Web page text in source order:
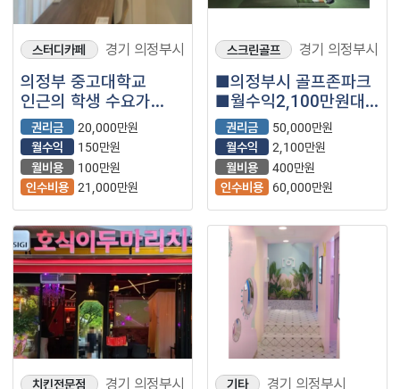
스터디카페 경기 의정부시
의정부 중고대학교
인근의 학생 수요가
많은 스터디카페
권리금
20,000만원
월수익
150만원
월비용
100만원
인수비용 21,000만원
스크린골프 경기 의정부시
■의정부시 골프존파크
■월수익2,100만원대
특급매물!! 주차A급!!
권리금
50,000만원
월수익
2,100만원
월비용
400만원
인수비용
60,000만원
치킨전문점 경기 의정부시 기타 경기 의정부시